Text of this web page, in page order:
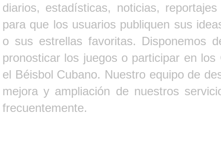
diarios, estadísticas, noticias,
para que los usuarios publiquen sus
o sus estrellas favoritas. Disponemos
pronosticar los juegos o participar en
el Béisbol Cubano. Nuestro equipo de
mejora y ampliación de nuestros
frecuentemente.